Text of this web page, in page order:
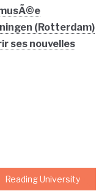
(Rotterdam)
ses nouvelles
Reading University